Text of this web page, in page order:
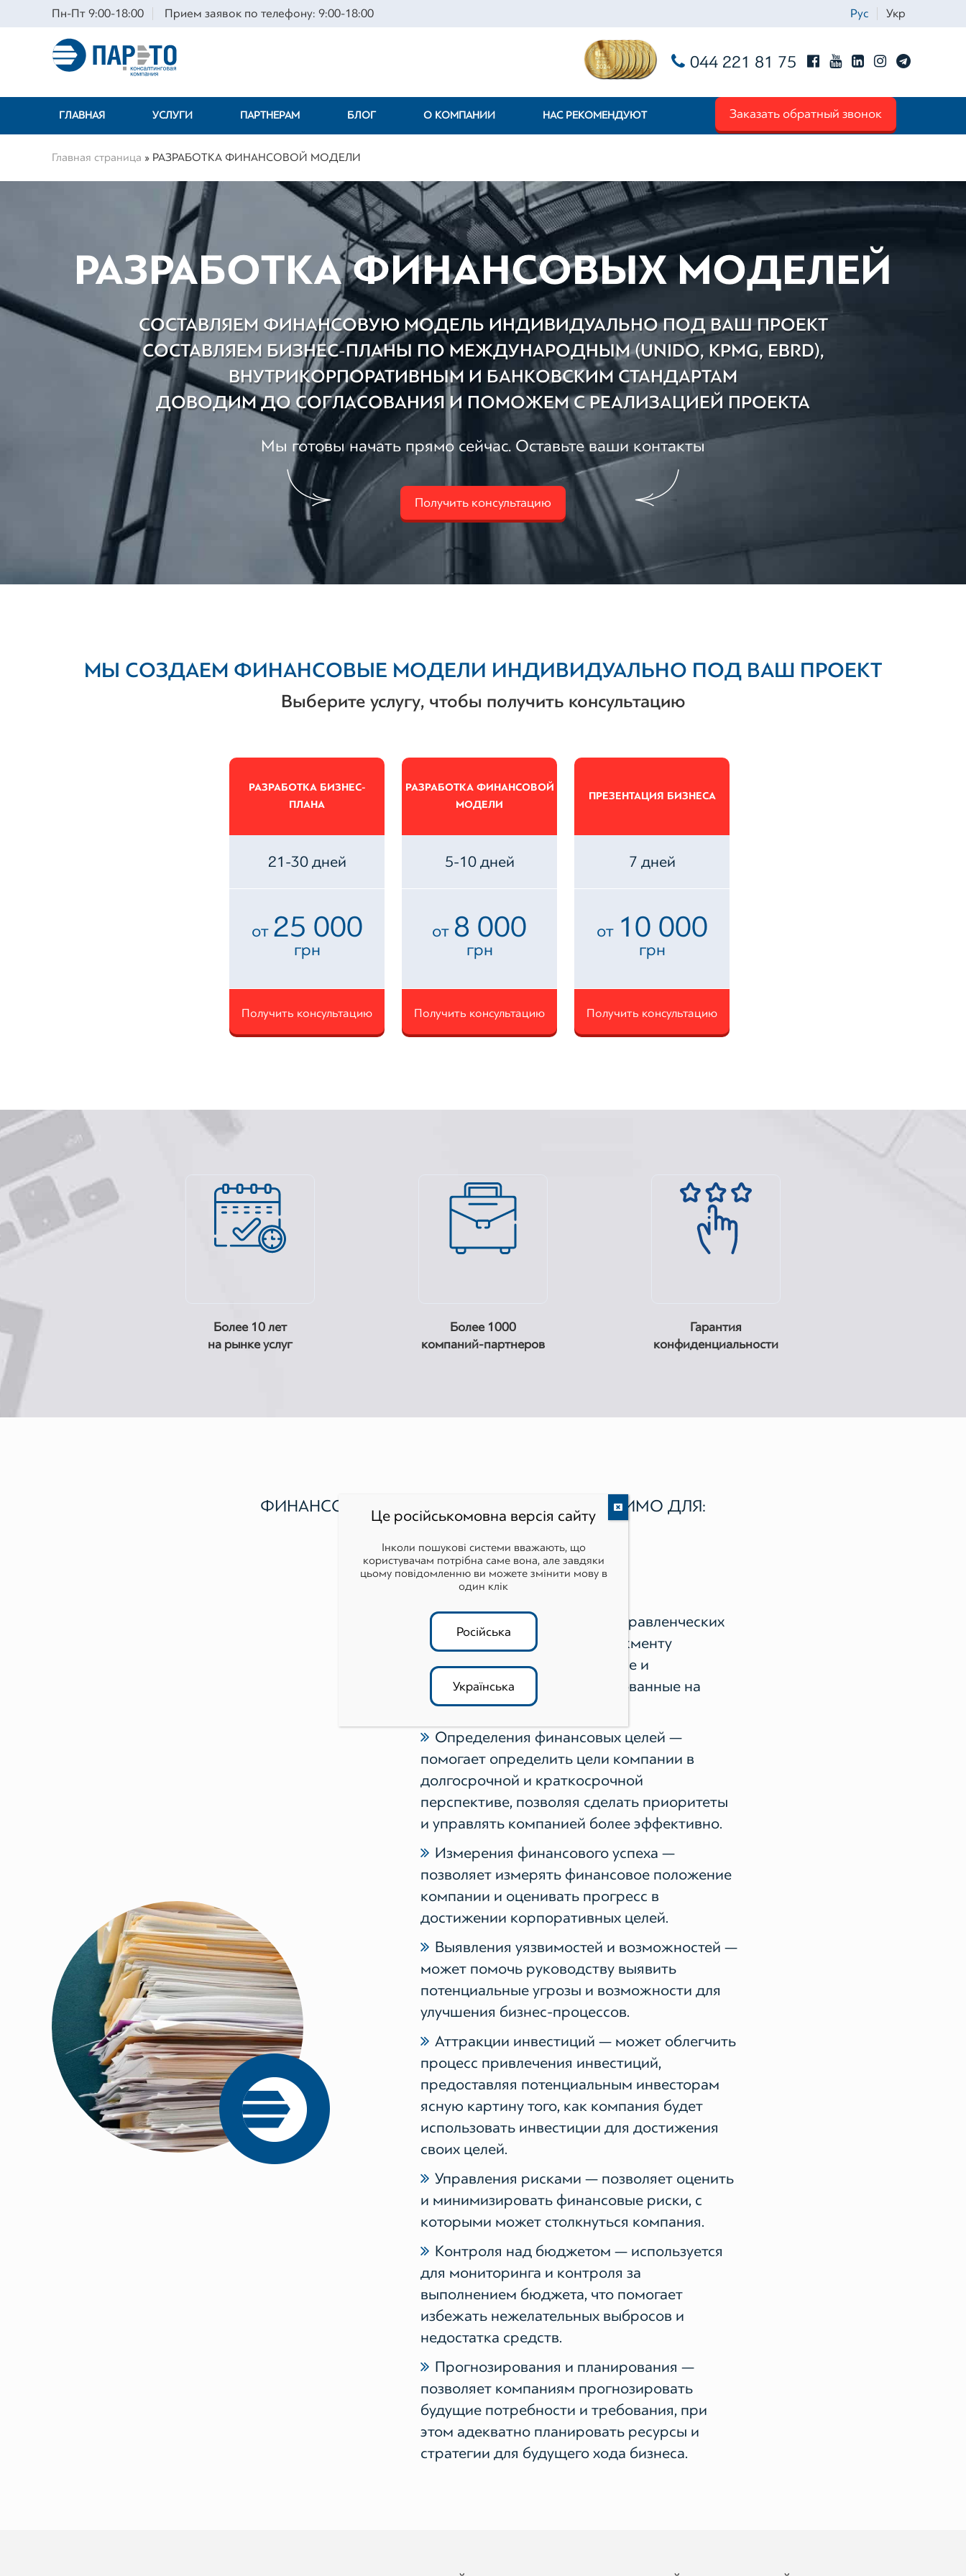
Пн-Пт 9:00-18:00 Прием заявок по телефону: 9:00-18:00 Рус Укр
044 221 81 75
ГЛАВНАЯ УСЛУГИ ПАРТНЕРАМ БЛОГ О КОМПАНИИ НАС РЕКОМЕНДУЮТ Заказать обратный звонок
Главная страница » РАЗРАБОТКА ФИНАНСОВОЙ МОДЕЛИ
РАЗРАБОТКА ФИНАНСОВЫХ МОДЕЛЕЙ
СОСТАВЛЯЕМ ФИНАНСОВУЮ МОДЕЛЬ ИНДИВИДУАЛЬНО ПОД ВАШ ПРОЕКТ
СОСТАВЛЯЕМ БИЗНЕС-ПЛАНЫ ПО МЕЖДУНАРОДНЫМ (UNIDO, KPMG, EBRD),
ВНУТРИКОРПОРАТИВНЫМ И БАНКОВСКИМ СТАНДАРТАМ
ДОВОДИМ ДО СОГЛАСОВАНИЯ И ПОМОЖЕМ С РЕАЛИЗАЦИЕЙ ПРОЕКТА
Мы готовы начать прямо сейчас. Оставьте ваши контакты
Получить консультацию
МЫ СОЗДАЕМ ФИНАНСОВЫЕ МОДЕЛИ ИНДИВИДУАЛЬНО ПОД ВАШ ПРОЕКТ
Выберите услугу, чтобы получить консультацию
РАЗРАБОТКА БИЗНЕС-
ПЛАНА
21-30 дней
от 25 000
грн
Получить консультацию
РАЗРАБОТКА ФИНАНСОВОЙ
МОДЕЛИ
5-10 дней
от 8 000
грн
Получить консультацию
ПРЕЗЕНТАЦИЯ БИЗНЕСА
7 дней
от 10 000
грн
Получить консультацию
Более 10 лет
на рынке услуг
Более 1000
компаний-партнеров
Гарантия
конфиденциальности
ФИНАНСОВОЕ МОДЕЛИРОВАНИЕ НЕОБХОДИМО ДЛЯ:
Принятия обоснованных управленческих
решений — помогает менеджменту
принимать информированные и
обоснованные решения, основанные на
прогнозном анализе.
Определения финансовых целей —
помогает определить цели компании в
долгосрочной и краткосрочной
перспективе, позволяя сделать приоритеты
и управлять компанией более эффективно.
Измерения финансового успеха —
позволяет измерять финансовое положение
компании и оценивать прогресс в
достижении корпоративных целей.
Выявления уязвимостей и возможностей —
может помочь руководству выявить
потенциальные угрозы и возможности для
улучшения бизнес-процессов.
Аттракции инвестиций — может облегчить
процесс привлечения инвестиций,
предоставляя потенциальным инвесторам
ясную картину того, как компания будет
использовать инвестиции для достижения
своих целей.
Управления рисками — позволяет оценить
и минимизировать финансовые риски, с
которыми может столкнуться компания.
Контроля над бюджетом — используется
для мониторинга и контроля за
выполнением бюджета, что помогает
избежать нежелательных выбросов и
недостатка средств.
Прогнозирования и планирования —
позволяет компаниям прогнозировать
будущие потребности и требования, при
этом адекватно планировать ресурсы и
стратегии для будущего хода бизнеса.
Це російськомовна версія сайту
Інколи пошукові системи вважають, що
користувачам потрібна саме вона, але завдяки
цьому повідомленню ви можете змінити мову в
один клік
Російська
Українська
Зареєструватися